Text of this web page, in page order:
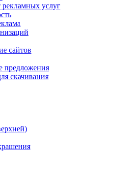
рекламных услуг
сайтов
предложения
скачивания